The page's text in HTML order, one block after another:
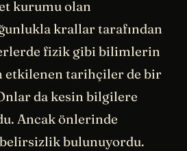
kurumu olan
krallar tarafından
fizik gibi bilimlerin
etkilenen tarihçiler de bir
da kesin bilgilere
Ancak önlerinde
bulunuyordu.